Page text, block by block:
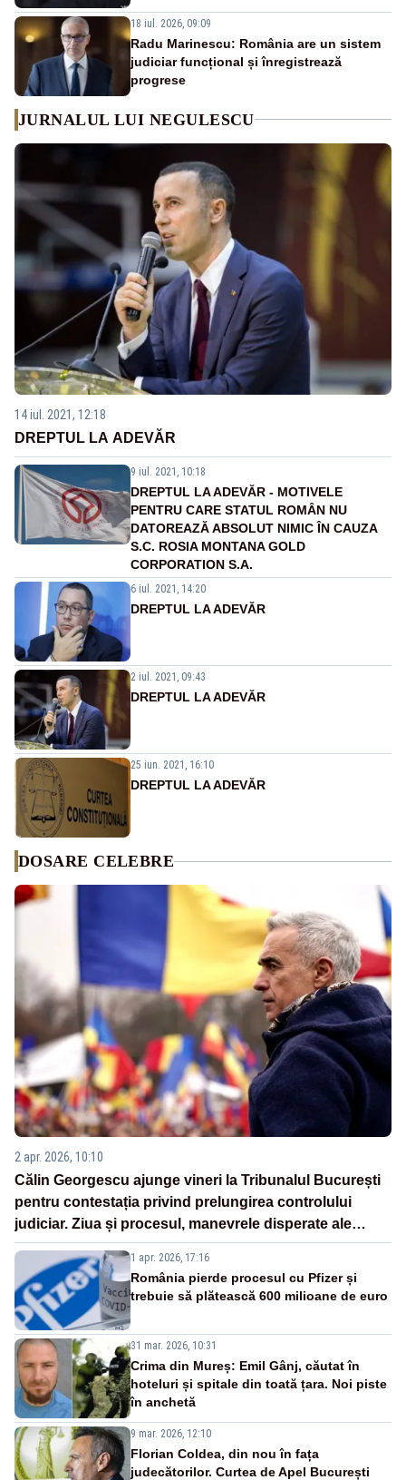
18 iul. 2026, 09:09
Radu Marinescu: România are un sistem
judiciar funcțional și înregistrează
progrese
JURNALUL LUI NEGULESCU
14 iul. 2021, 12:18
DREPTUL LA ADEVĂR
9 iul. 2021, 10:18
DREPTUL LA ADEVĂR - MOTIVELE
PENTRU CARE STATUL ROMÂN NU
DATOREAZĂ ABSOLUT NIMIC ÎN CAUZA
S.C. ROSIA MONTANA GOLD
CORPORATION S.A.
6 iul. 2021, 14:20
DREPTUL LA ADEVĂR
2 iul. 2021, 09:43
DREPTUL LA ADEVĂR
25 iun. 2021, 16:10
DREPTUL LA ADEVĂR
DOSARE CELEBRE
2 apr. 2026, 10:10
Călin Georgescu ajunge vineri la Tribunalul București
pentru contestația privind prelungirea controlului
judiciar. Ziua și procesul, manevrele disperate ale
Sistemului
1 apr. 2026, 17:16
România pierde procesul cu Pfizer și
trebuie să plătească 600 milioane de euro
31 mar. 2026, 10:31
Crima din Mureș: Emil Gânj, căutat în
hoteluri și spitale din toată țara. Noi piste
în anchetă
9 mar. 2026, 12:10
Florian Coldea, din nou în fața
judecătorilor. Curtea de Apel București